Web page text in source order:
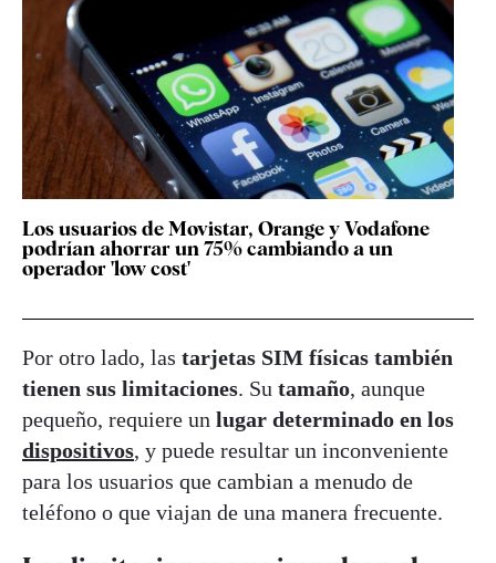
Los usuarios de Movistar, Orange y Vodafone
podrían ahorrar un 75% cambiando a un
operador 'low cost'
Por otro lado, las tarjetas SIM físicas también
tienen sus limitaciones. Su tamaño, aunque
pequeño, requiere un lugar determinado en los
dispositivos, y puede resultar un inconveniente
para los usuarios que cambian a menudo de
teléfono o que viajan de una manera frecuente.